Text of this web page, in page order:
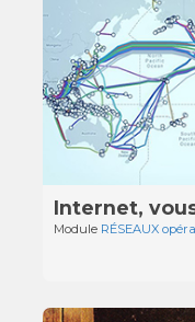
Internet,
Module RÉSEAUX